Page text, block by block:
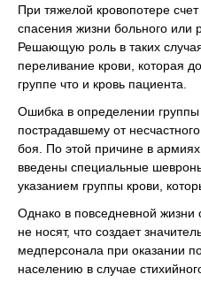
При тяжелой кровопотере
спасения жизни больного или
Решающую роль в таких
переливание крови, которая
группе что и кровь пациента.
Ошибка в определении группы
пострадавшему от
боя. По этой причине в
введены специальные
указанием группы крови,
Однако в повседневной
не носят, что создает
медперсонала при оказании
населению в случае